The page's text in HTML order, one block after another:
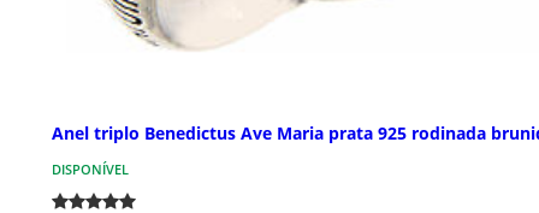
Anel triplo Benedictus Ave Maria prata 925 rodinada
DISPONÍVEL